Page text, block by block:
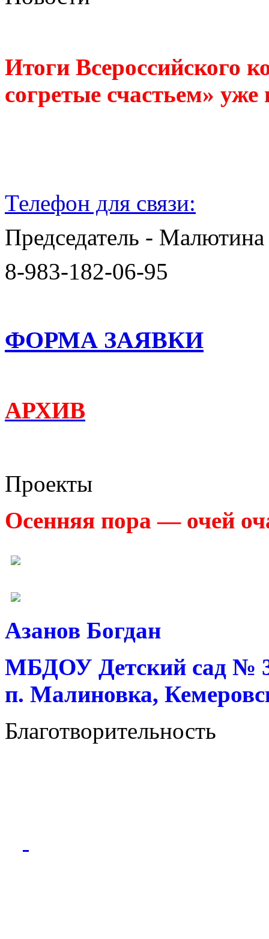
Итоги Всероссийского
согретые счастьем» уже
Телефон для связи:
Председатель -
8-983-182-06-95
ФОРМА ЗАЯВКИ
АРХИВ
Проекты
Осенняя пора — очей
Азанов Богдан
МБДОУ Детский сад №
п. Малиновка,
Благотворительность